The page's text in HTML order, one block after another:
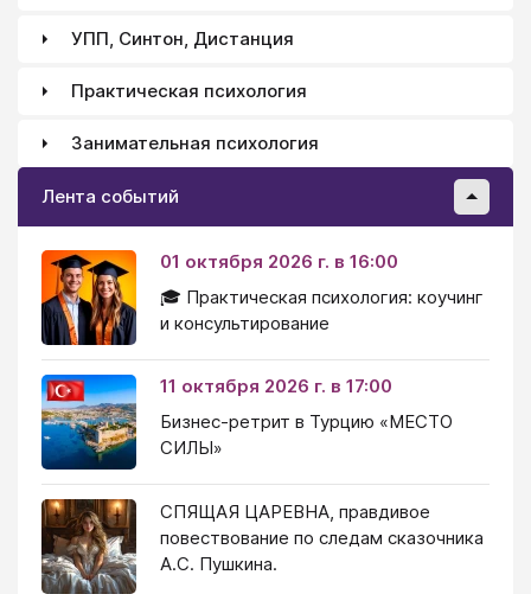
УПП, Синтон, Дистанция
Практическая психология
Занимательная психология
Лента событий
01 октября 2026 г. в 16:00
🎓 Практическая психология: коучинг
и консультирование
11 октября 2026 г. в 17:00
Бизнес-ретрит в Турцию «МЕСТО
СИЛЫ»
СПЯЩАЯ ЦАРЕВНА, правдивое
повествование по следам сказочника
А.С. Пушкина.